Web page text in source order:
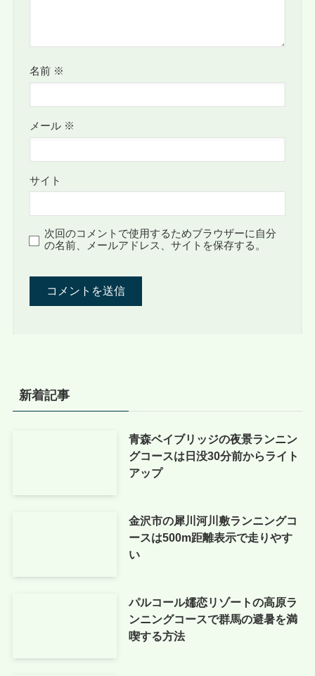
名前 ※
メール ※
サイト
次回のコメントで使用するためブラウザーに自分
の名前、メールアドレス、サイトを保存する。
新着記事
青森ベイブリッジの夜景ランニン
グコースは日没30分前からライト
アップ
金沢市の犀川河川敷ランニングコ
ースは500m距離表示で走りやす
い
パルコール嬬恋リゾートの高原ラ
ンニングコースで群馬の避暑を満
喫する方法